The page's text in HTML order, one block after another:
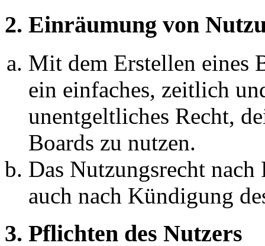
2. Einräumung von
Mit dem Erstellen eines
ein einfaches, zeitlich
unentgeltliches Recht,
Boards zu nutzen.
Das Nutzungsrecht
auch nach Kündigung
3. Pflichten des Nutzers